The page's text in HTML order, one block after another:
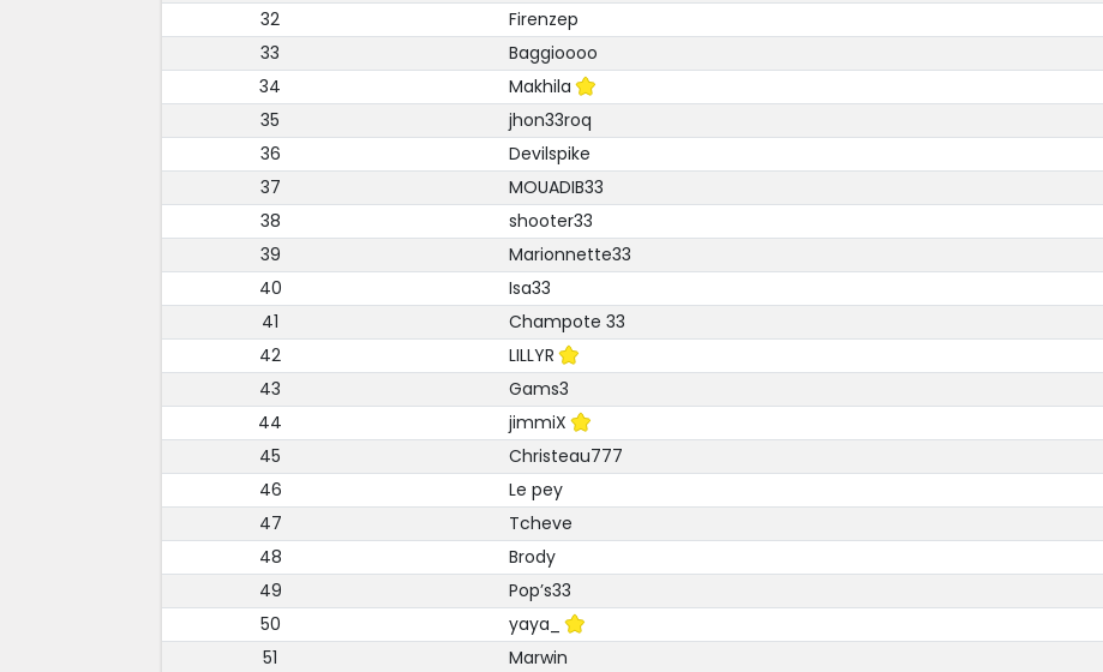
32
Firenzep
33
Baggioooo
34
Makhila
35
jhon33roq
36
Devilspike
37
MOUADIB33
38
shooter33
39
Marionnette33
40
Isa33
41
Champote 33
42
LILLYR
43
Gams3
44
jimmiX
45
Christeau777
46
Le pey
47
Tcheve
48
Brody
49
Pop’s33
50
yaya_
51
Marwin